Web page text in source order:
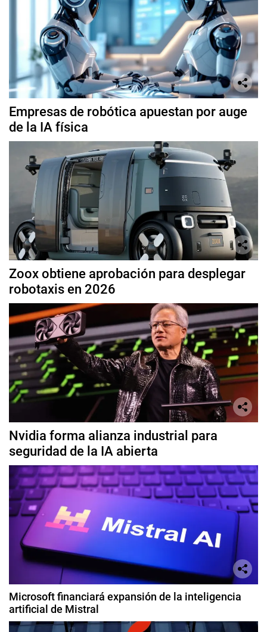
Empresas de robótica apuestan por auge
de la IA física
Zoox obtiene aprobación para desplegar
robotaxis en 2026
Nvidia forma alianza industrial para
seguridad de la IA abierta
Microsoft financiará expansión de la inteligencia
artificial de Mistral